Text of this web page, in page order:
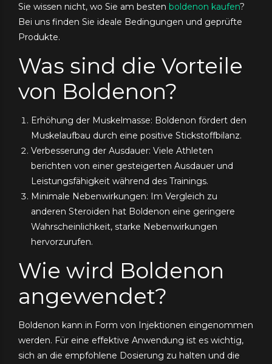
Sie wissen nicht, wo Sie am besten boldenon kaufen?
Bei uns finden Sie ideale Bedingungen und geprüfte
Produkte.
Was sind die Vorteile
von Boldenon?
Erhöhung der Muskelmasse: Boldenon fördert den
Muskelaufbau durch eine positive Stickstoffbilanz.
Verbesserung der Ausdauer: Viele Athleten
berichten von einer gesteigerten Ausdauer und
Leistungsfähigkeit während des Trainings.
Minimale Nebenwirkungen: Im Vergleich zu
anderen Steroiden hat Boldenon eine geringere
Wahrscheinlichkeit, starke Nebenwirkungen
hervorzurufen.
Wie wird Boldenon
angewendet?
Boldenon kann in Form von Injektionen eingenommen
werden. Für eine effektive Anwendung ist es wichtig,
sich an die empfohlene Dosierung zu halten und die